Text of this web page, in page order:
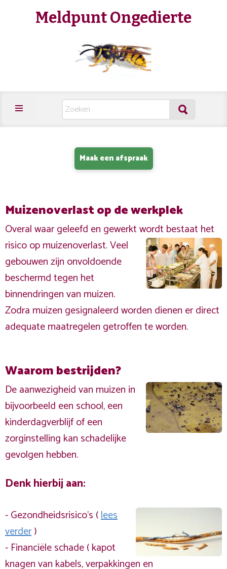
Meldpunt Ongedierte
Maak een afspraak
Muizenoverlast op de werkplek
Overal waar geleefd en gewerkt wordt bestaat het
risico op muizenoverlast.Veel
gebouwen zijn onvoldoende
beschermd tegen het
binnendringen van muizen.
Zodra muizen gesignaleerd worden dienen er direct
adequate maatregelen getroffen te worden.
Waarom bestrijden?
De aanwezigheid van muizen in
bijvoorbeeld een school, een
kinderdagverblijf of een
zorginstelling kan schadelijke
gevolgen hebben.
Denk hierbij aan:
- Gezondheidsrisico's (lees
verder)
- Financiële schade ( kapot
knagen van kabels, verpakkingen en